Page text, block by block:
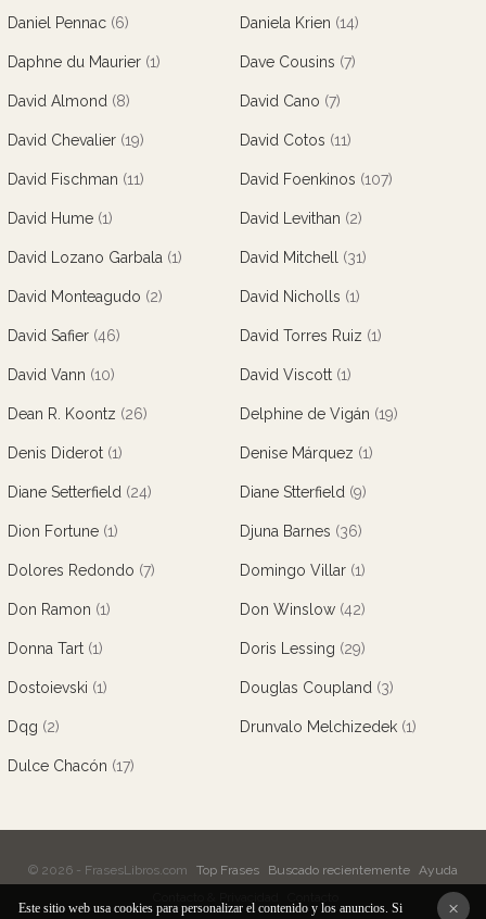
Daniel Pennac (6) Daniela Krien (14)
Daphne du Maurier (1) Dave Cousins (7)
David Almond (8) David Cano (7)
David Chevalier (19) David Cotos (11)
David Fischman (11) David Foenkinos (107)
David Hume (1) David Levithan (2)
David Lozano Garbala (1) David Mitchell (31)
David Monteagudo (2) David Nicholls (1)
David Safier (46) David Torres Ruiz (1)
David Vann (10) David Viscott (1)
Dean R. Koontz (26) Delphine de Vigán (19)
Denis Diderot (1) Denise Márquez (1)
Diane Setterfield (24) Diane Stterfield (9)
Dion Fortune (1) Djuna Barnes (36)
Dolores Redondo (7) Domingo Villar (1)
Don Ramon (1) Don Winslow (42)
Donna Tart (1) Doris Lessing (29)
Dostoievski (1) Douglas Coupland (3)
Dqg (2) Drunvalo Melchizedek (1)
Dulce Chacón (17)
© 2026 - FrasesLibros.com Top Frases Buscado recientemente Ayuda
×
Este sitio web usa cookies para personalizar el contenido y los anuncios. Si